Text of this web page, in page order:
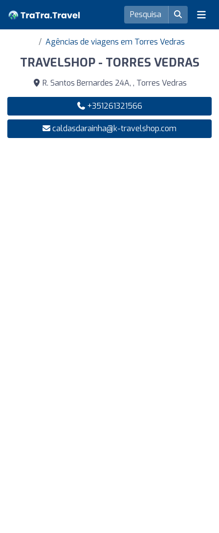
Agências de viagens em Torres Vedras
TRAVELSHOP - TORRES VEDRAS
R. Santos Bernardes 24A, , Torres Vedras
+351261321566
caldasdarainha@k-travelshop.com